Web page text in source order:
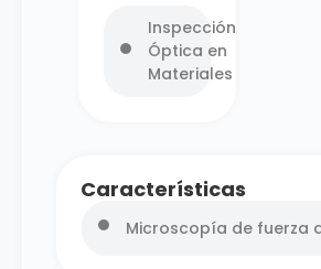
Inspección
Óptica en
Materiales
Características
Microscopía de fuerza